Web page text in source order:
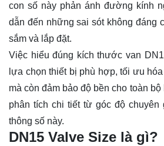
con số này phản ánh đường kính
dẫn đến những sai sót không đáng
sắm và lắp đặt.
Việc hiểu đúng kích thước van
lựa chọn thiết bị phù hợp, tối ưu
mà còn đảm bảo độ bền cho toàn
phân tích chi tiết từ góc độ chuyên
thông số này.
DN15 Valve Size là gì?